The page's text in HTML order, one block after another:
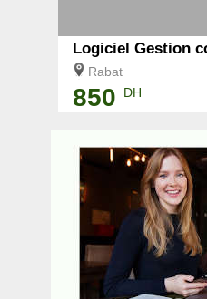
Logiciel Gestion
Rabat
850 DH